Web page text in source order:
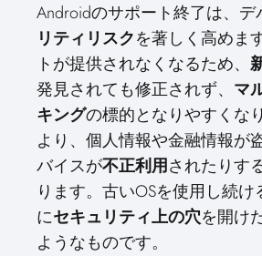
Androidのサポート終了は、デ
リティリスクを著しく高めま
トが提供されなくなるため、
発見されても修正されず、 マ
キングの標的となりやすくな
より、個人情報や金融情報が
バイスが不正利用されたりす
ります。古いOSを使用し続け
にセキュリティ上の穴を開け
ようなものです。